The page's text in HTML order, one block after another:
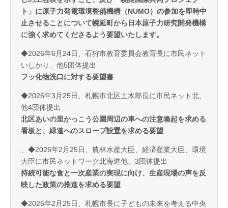
ト」に原子力発電環境整備機構（NUMO）の参加を即時中
止させることについて幌延町から日本原子力研究開発機構
に強く求めてくださるよう要望いたします。
◆2026年6月24日、石狩市教育委員会教育長に市民ネット
いしかり、他5団体提出
フッ化物洗口に対する要望書
◆2026年3月25日、札幌市北区土木部長に市民ネット北、
他4団体提出
北区あいの里かっこう公園周辺の車への注意喚起を求める
看板と、緑道へのスロープ設置を求める要望
、◆2026年2月25日、農林水産大臣、経済産業大臣、環境
大臣に市民ネットワーク北海道他、3団体提出
持続可能な食と一次産業の実現に向け、生産現場の声を反
映した政策の推進を求める要望
◆2026年2月25日、札幌市長に子どもの未来を考える中央